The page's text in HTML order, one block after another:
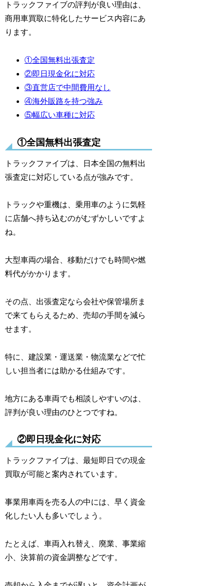
トラックファイブの評判が良い理由は、
商用車買取に特化したサービス内容にあ
ります。
①全国無料出張査定
②即日現金化に対応
③直営店で中間費用なし
④海外販路を持つ強み
⑤幅広い車種に対応
①全国無料出張査定
トラックファイブは、日本全国の無料出
張査定に対応している点が強みです。
トラックや重機は、乗用車のように気軽
に店舗へ持ち込むのがむずかしいですよ
ね。
大型車両の場合、移動だけでも時間や燃
料代がかかります。
その点、出張査定なら会社や保管場所ま
で来てもらえるため、売却の手間を減ら
せます。
特に、建設業・運送業・物流業などで忙
しい担当者には助かる仕組みです。
地方にある車両でも相談しやすいのは、
評判が良い理由のひとつですね。
②即日現金化に対応
トラックファイブは、最短即日での現金
買取が可能と案内されています。
事業用車両を売る人の中には、早く資金
化したい人も多いでしょう。
たとえば、車両入れ替え、廃業、事業縮
小、決算前の資金調整などです。